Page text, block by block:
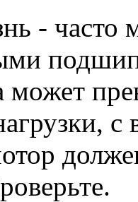
-
может